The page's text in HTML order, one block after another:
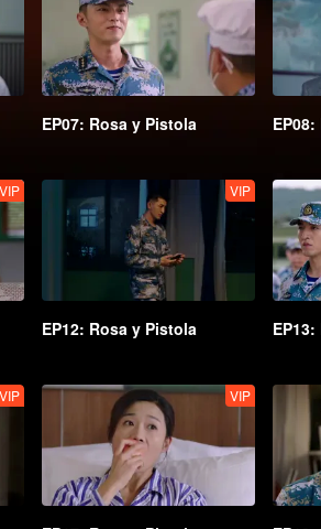
EP07: Rosa y Pistola
VIP VIP
EP12: Rosa y Pistola
VIP VIP